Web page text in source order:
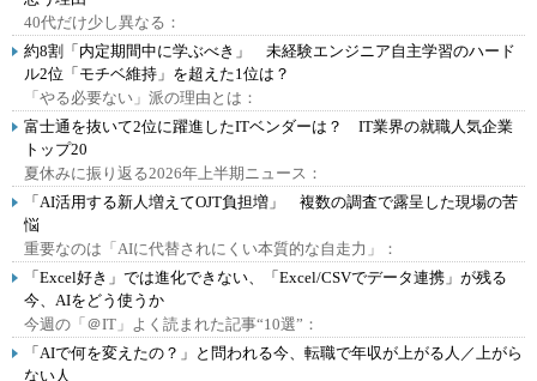
40代だけ少し異なる：
約8割「内定期間中に学ぶべき」 未経験エンジニア自主学習のハード
ル2位「モチベ維持」を超えた1位は？
「やる必要ない」派の理由とは：
富士通を抜いて2位に躍進したITベンダーは？ IT業界の就職人気企業
トップ20
夏休みに振り返る2026年上半期ニュース：
「AI活用する新人増えてOJT負担増」 複数の調査で露呈した現場の苦
悩
重要なのは「AIに代替されにくい本質的な自走力」：
「Excel好き」では進化できない、「Excel/CSVでデータ連携」が残る
今、AIをどう使うか
今週の「＠IT」よく読まれた記事“10選”：
「AIで何を変えたの？」と問われる今、転職で年収が上がる人／上がら
ない人